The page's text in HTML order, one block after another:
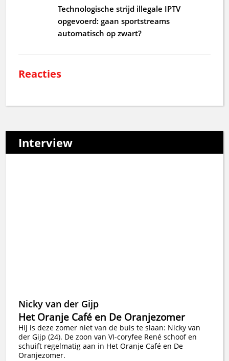
Technologische strijd illegale IPTV
opgevoerd: gaan sportstreams
automatisch op zwart?
Reacties
Interview
Nicky van der Gijp
Het Oranje Café en De Oranjezomer
Hij is deze zomer niet van de buis te slaan: Nicky van
der Gijp (24). De zoon van VI-coryfee René schoof en
schuift regelmatig aan in Het Oranje Café en De
Oranjezomer.